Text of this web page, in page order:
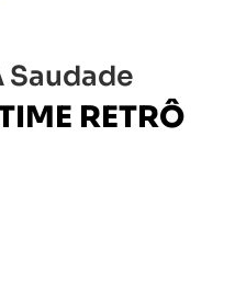
Saudade
RETRÔ